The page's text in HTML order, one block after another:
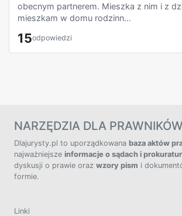
obecnym partnerem. Mieszka z nim i z
mieszkam w domu rodzinn...
15odpowiedzi
NARZĘDZIA DLA PRAWNIKÓW
Dlajurysty.pl to uporządkowana baza aktów
najważniejsze informacje o sądach i
dyskusji o prawie oraz wzory pism i
formie.
Linki